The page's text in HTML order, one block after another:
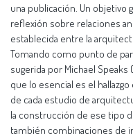
una publicación. Un objetivo
reflexión sobre relaciones
establecida entre la
Tomando como punto de
sugerida por Michael
que lo esencial es el
de cada estudio de
la construcción de ese tipo
también combinaciones de